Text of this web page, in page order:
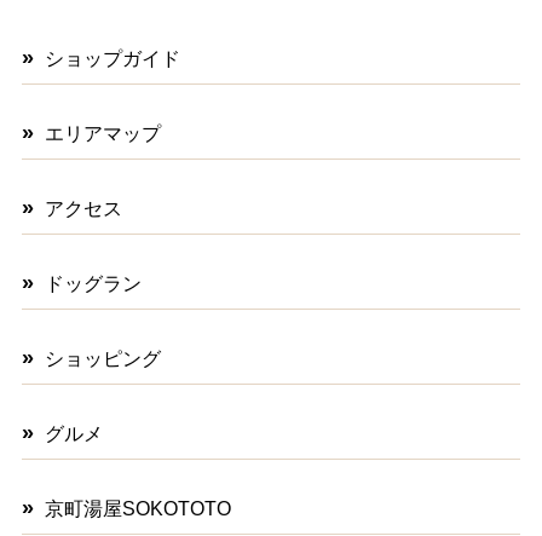
ショップガイド
エリアマップ
アクセス
ドッグラン
ショッピング
グルメ
京町湯屋SOKOTOTO